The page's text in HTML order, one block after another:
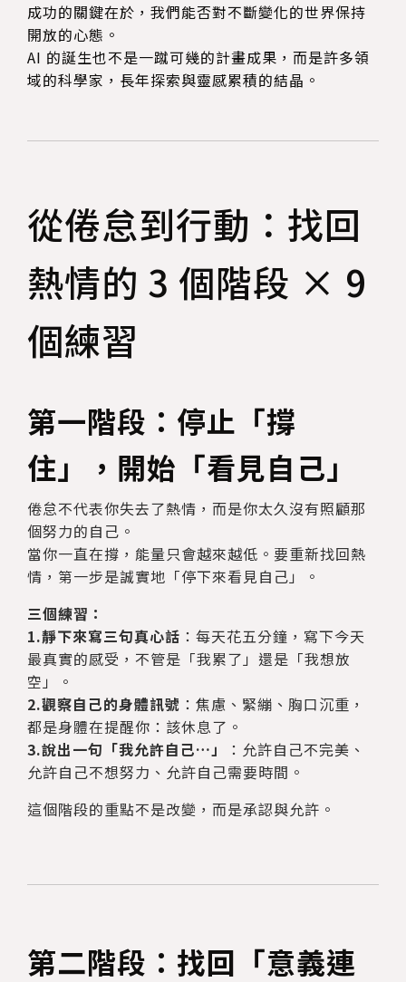
成功的關鍵在於，我們能否對不斷變化的世界保持
開放的心態。
AI 的誕生也不是一蹴可幾的計畫成果，而是許多領
域的科學家，長年探索與靈感累積的結晶。
從倦怠到行動：找回
熱情的 3 個階段 × 9
個練習
第一階段：停止「撐
住」，開始「看見自己」
倦怠不代表你失去了熱情，而是你太久沒有照顧那
個努力的自己。
當你一直在撐，能量只會越來越低。要重新找回熱
情，第一步是誠實地「停下來看見自己」。
三個練習：
1.靜下來寫三句真心話 ：每天花五分鐘，寫下今天
最真實的感受，不管是「我累了」還是「我想放
空」。
2.觀察自己的身體訊號 ：焦慮、緊繃、胸口沉重，
都是身體在提醒你：該休息了。
3.說出一句「我允許自己…」
：允許自己不完美、
允許自己不想努力、允許自己需要時間。
這個階段的重點不是改變，而是承認與允許。
第二階段：找回「意義連